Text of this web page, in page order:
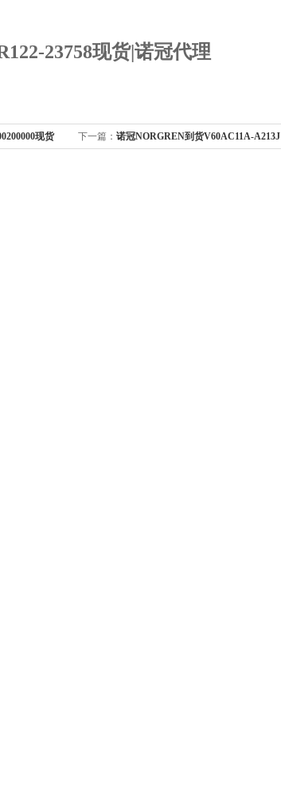
23758现货|诺冠代理
现货 下一篇： 诺冠NORGREN到货V60AC11A-A213J